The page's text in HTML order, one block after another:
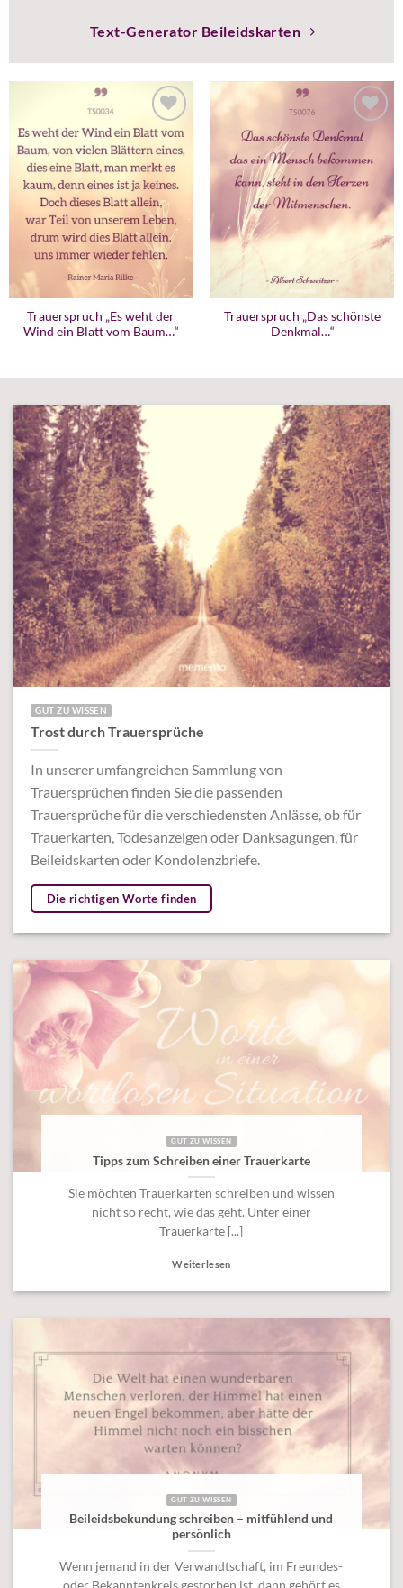
Text-Generator Beileidskarten
Trauerspruch „Es weht der
Wind ein Blatt vom Baum…“
Trauerspruch „Das schönste
Denkmal…“
GUT ZU WISSEN
Trost durch Trauersprüche
In unserer umfangreichen Sammlung von
Trauersprüchen finden Sie die passenden
Trauersprüche für die verschiedensten Anlässe, ob für
Trauerkarten, Todesanzeigen oder Danksagungen, für
Beileidskarten oder Kondolenzbriefe.
Die richtigen Worte finden
GUT ZU WISSEN
Tipps zum Schreiben einer Trauerkarte
Sie möchten Trauerkarten schreiben und wissen
nicht so recht, wie das geht. Unter einer
Trauerkarte [...]
Weiterlesen
GUT ZU WISSEN
Beileidsbekundung schreiben – mitfühlend und
persönlich
Wenn jemand in der Verwandtschaft, im Freundes-